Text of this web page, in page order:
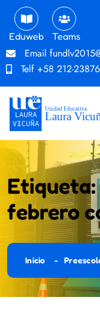
Eduweb Teams
Email
Telf +58 212-
febrero
Inicio